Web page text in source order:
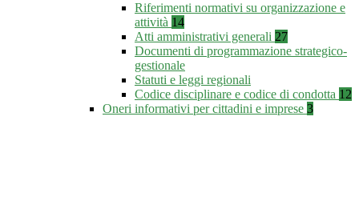
Riferimenti normativi su organizzazione e
attività 14
Atti amministrativi generali 27
Documenti di programmazione strategico-
gestionale
Statuti e leggi regionali
Codice disciplinare e codice di condotta 12
Oneri informativi per cittadini e imprese 3